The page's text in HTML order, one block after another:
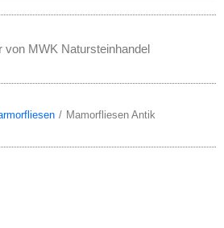
von MWK Natursteinhandel
Mamorfliesen Antik